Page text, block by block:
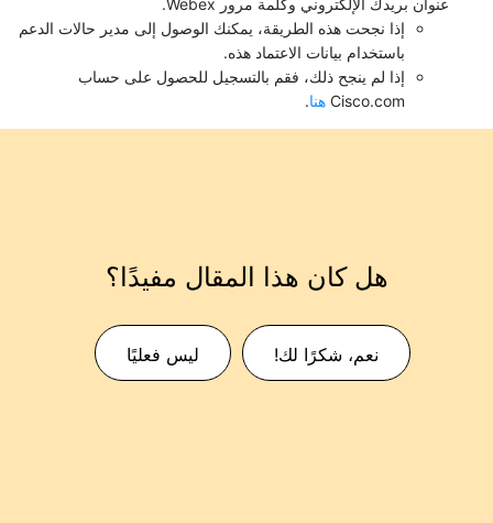
عنوان بريدك الإلكتروني وكلمة مرور Webex.
إذا نجحت هذه الطريقة، يمكنك الوصول إلى مدير حالات الدعم
باستخدام بيانات الاعتماد هذه.
إذا لم ينجح ذلك، فقم بالتسجيل للحصول على حساب
Cisco.com هنا.
هل كان هذا المقال مفيدًا؟
نعم، شكرًا لك! ليس فعليًا